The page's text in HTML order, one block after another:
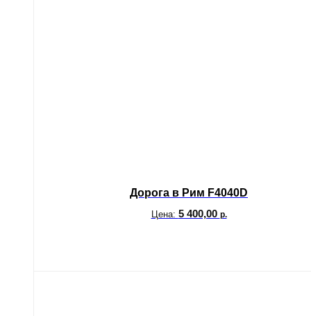
Дорога в Рим F4040D
Цена: 5 400,00 р.